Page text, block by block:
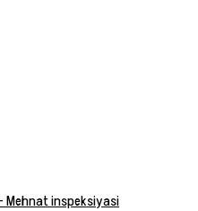
Mehnat inspeksiyasi